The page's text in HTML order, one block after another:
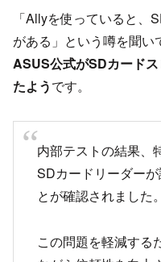
「Allyを使っていると、
がある」という噂を聞い
ASUS公式がSDカード
たようです。
内部テストの結果、
SDカードリーダー
とが確認されました。
この問題を軽減する